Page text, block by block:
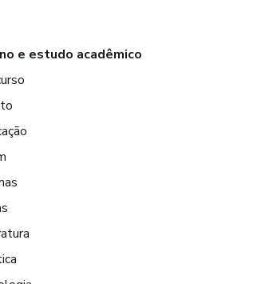
e estudo acadêmico